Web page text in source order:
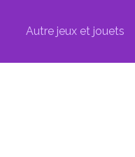
Autre jeux et jouets